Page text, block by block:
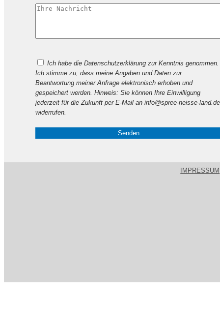
lasse
dieses
leer.
Ich habe die Datenschutzerklärung zur Kenntnis genommen.
Ich stimme zu, dass meine Angaben und Daten zur
Beantwortung meiner Anfrage elektronisch erhoben und
gespeichert werden. Hinweis: Sie können Ihre Einwilligung
jederzeit für die Zukunft per E-Mail an info@spree-neisse-land.de
widerrufen.
IMPRESSUM